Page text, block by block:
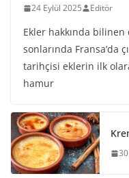
24 Eylül 2025 Editör
Ekler hakkında bilinen
sonlarında Fransa’da
tarihçisi eklerin ilk
hamur